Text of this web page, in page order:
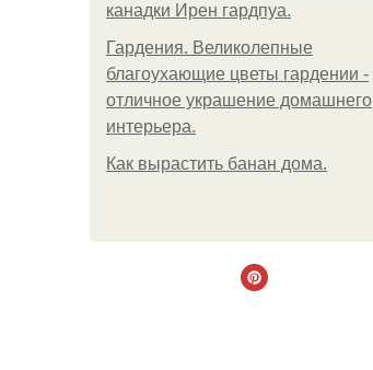
канадки Ирен гардпуа.
Гардения. Великолепные
благоухающие цветы гардении -
отличное украшение домашнего
интерьера.
Как вырастить банан дома.